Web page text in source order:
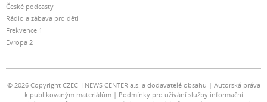
České podcasty
Rádio a zábava pro děti
Frekvence 1
Evropa 2
© 2026 Copyright CZECH NEWS CENTER a.s. a dodavatelé obsahu
Autorská práva
k publikovaným materiálům
Podmínky pro užívání služby informační